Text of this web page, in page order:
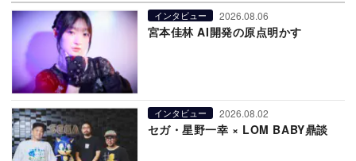
インタビュー 2026.08.06
宮本佳林 AI開発の原点明かす
インタビュー 2026.08.02
セガ・星野一幸 × LOM BABY鼎談